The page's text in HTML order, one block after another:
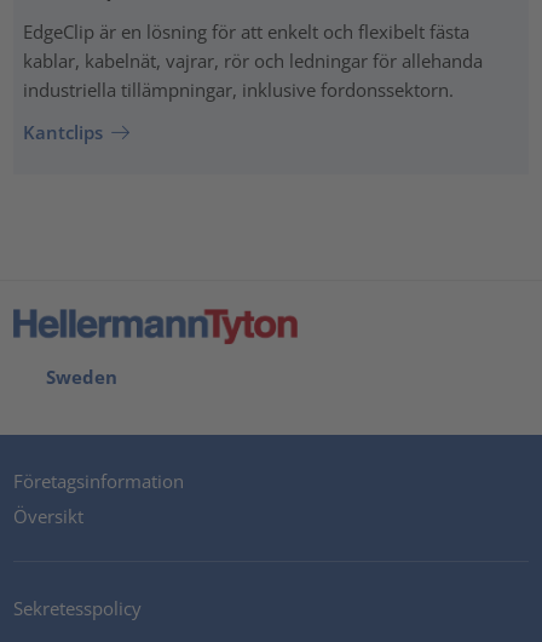
EdgeClip är en lösning för att enkelt och flexibelt fästa
kablar, kabelnät, vajrar, rör och ledningar för allehanda
industriella tillämpningar, inklusive fordonssektorn.
Kantclips
Sweden
Företagsinformation
Översikt
Sekretesspolicy